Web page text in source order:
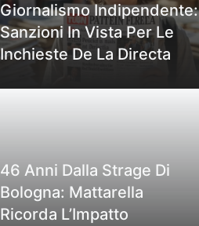
Giornalismo Indipendente:
Sanzioni In Vista Per Le
Inchieste De La Directa
46 Anni Dalla Strage Di
Bologna: Mattarella
Ricorda L’Impatto